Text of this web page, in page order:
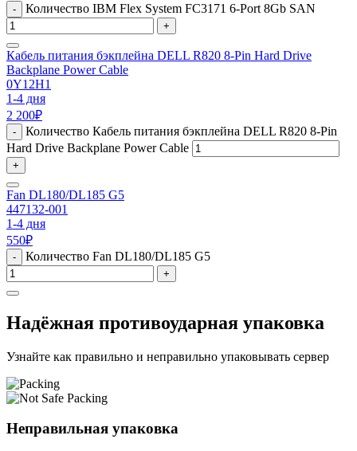
- Количество IBM Flex System FC3171 6-Port 8Gb SAN
+
Кабель питания бэкплейна DELL R820 8-Pin Hard Drive
Backplane Power Cable
0Y12H1
1-4 дня
2 200₽
-
Количество Кабель питания бэкплейна DELL R820 8-Pin
Hard Drive Backplane Power Cable
+
Fan DL180/DL185 G5
447132-001
1-4 дня
550₽
- Количество Fan DL180/DL185 G5
+
Надёжная противоударная упаковка
Узнайте как правильно и неправильно упаковывать сервер
Неправильная упаковка